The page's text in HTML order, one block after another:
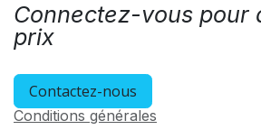
Connectez-vous pour
prix
Contactez-nous
Conditions générales